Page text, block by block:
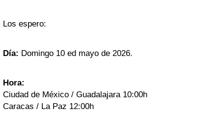
Los espero:
Día: Domingo 10 ed mayo de 2026.
Hora:
Ciudad de México / Guadalajara 10:00h
Caracas / La Paz 12:00h